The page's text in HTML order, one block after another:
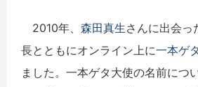
2010年、 森田真生さんに出会っ
長とともにオンライン上に一本ゲ
ました。一本ゲタ大使の名前につ